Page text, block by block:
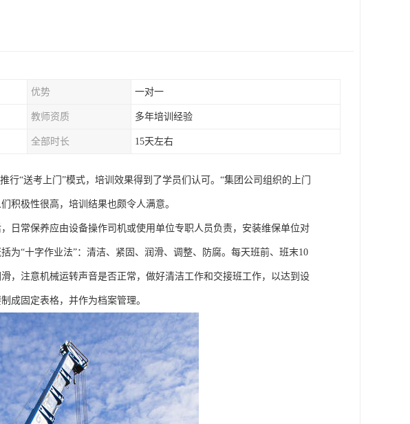
优势 一对一
教师资质 多年培训经验
全部时长 15天左右
“送考上门”模式，培训效果得到了学员们认可。“集团公司组织的上门
积极性很高，培训结果也颇令人满意。
日常保养应由设备操作司机或使用单位专职人员负责，安装维保单位对
为“十字作业法”：清洁、紧固、润滑、调整、防腐。每天班前、班末10
，注意机械运转声音是否正常，做好清洁工作和交接班工作，以达到设
成固定表格，并作为档案管理。